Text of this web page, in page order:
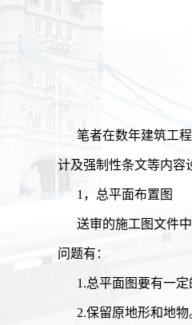
笔者在数年建筑工
计及强制性条文等内容
1，总平面布置图
送审的施工图文件
问题有：
1.总平面图要有一
2.保留原地形和地